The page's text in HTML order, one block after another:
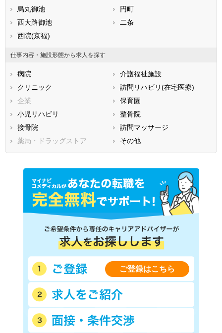
静岡県
滋賀県
兵庫県
香川県
高知県
福岡県
長崎県
熊本県
鹿児島県
烏丸御池
円町
西大路御池
二条
西院(京福)
仕事内容・施設形態から求人を探す
病院
介護福祉施設
クリニック
訪問リハビリ(在宅医療)
企業
保育園
小児リハビリ
整骨院
接骨院
訪問マッサージ
薬局・ドラッグストア
その他
ご登録はこちら